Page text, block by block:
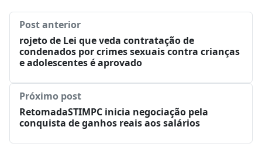
Post anterior
rojeto de Lei que veda contratação de
condenados por crimes sexuais contra crianças
e adolescentes é aprovado
Próximo post
RetomadaSTIMPC inicia negociação pela
conquista de ganhos reais aos salários